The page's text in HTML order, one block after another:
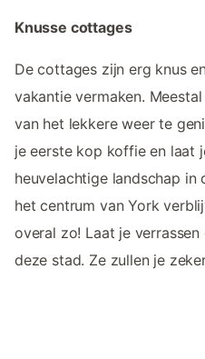
Knusse cottages
De cottages zijn erg knus
vakantie vermaken.
van het lekkere weer te
je eerste kop koffie en laat
heuvelachtige landschap
het centrum van York
overal zo! Laat je
deze stad. Ze zullen je